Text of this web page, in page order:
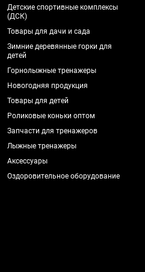
Детские спортивные комплексы
(ДСК)
Товары для дачи и сада
Зимние деревянные горки для
детей
Горнолыжные тренажеры
Новогодняя продукция
Товары для детей
Роликовые коньки оптом
Запчасти для тренажеров
Лыжные тренажеры
Аксессуары
Оздоровительное оборудование